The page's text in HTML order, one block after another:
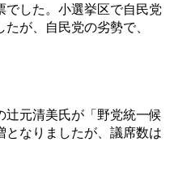
した。小選挙区で自民党
が、自民党の劣勢で、
元清美氏が「野党統一候
となりましたが、議席数は